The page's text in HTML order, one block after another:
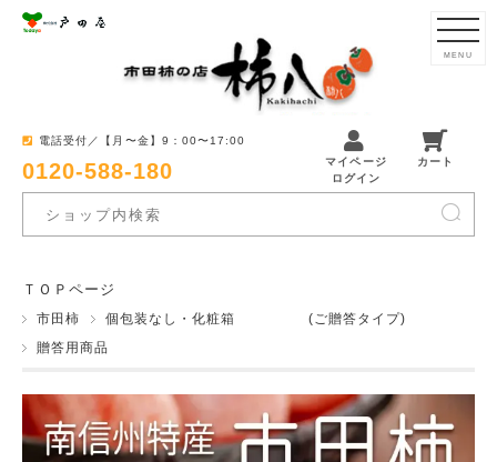
電話受付／【月〜金】9：00〜17:00
0120-588-180
マイページ
ログイン
カート
MENU
ＴＯＰページ
市田柿
個包装なし・化粧箱 (ご贈答タイプ)
贈答用商品